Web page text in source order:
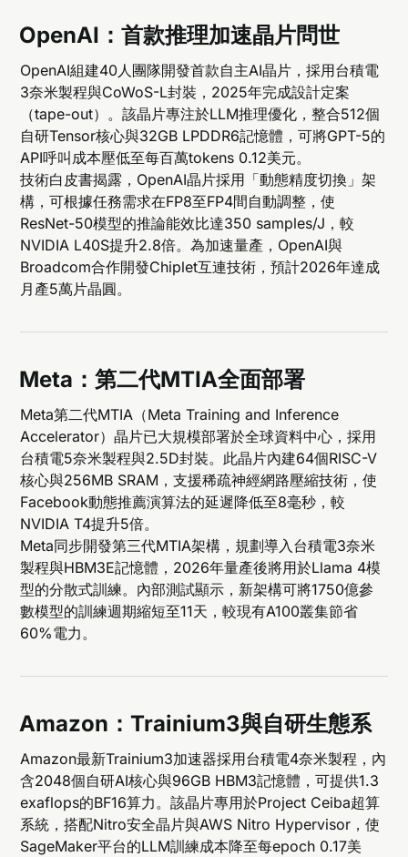
OpenAI：首款推理加速晶片問世
OpenAI組建40人團隊開發首款自主AI晶片，採用台積電
3奈米製程與CoWoS-L封裝，2025年完成設計定案
（tape-out）。該晶片專注於LLM推理優化，整合512個
自研Tensor核心與32GB LPDDR6記憶體，可將GPT-5的
API呼叫成本壓低至每百萬tokens 0.12美元。
技術白皮書揭露，OpenAI晶片採用「動態精度切換」架
構，可根據任務需求在FP8至FP4間自動調整，使
ResNet-50模型的推論能效比達350 samples/J，較
NVIDIA L40S提升2.8倍。為加速量產，OpenAI與
Broadcom合作開發Chiplet互連技術，預計2026年達成
月產5萬片晶圓。
Meta：第二代MTIA全面部署
Meta第二代MTIA（Meta Training and Inference
Accelerator）晶片已大規模部署於全球資料中心，採用
台積電5奈米製程與2.5D封裝。此晶片內建64個RISC-V
核心與256MB SRAM，支援稀疏神經網路壓縮技術，使
Facebook動態推薦演算法的延遲降低至8毫秒，較
NVIDIA T4提升5倍。
Meta同步開發第三代MTIA架構，規劃導入台積電3奈米
製程與HBM3E記憶體，2026年量產後將用於Llama 4模
型的分散式訓練。內部測試顯示，新架構可將1750億參
數模型的訓練週期縮短至11天，較現有A100叢集節省
60%電力。
Amazon：Trainium3與自研生態系
Amazon最新Trainium3加速器採用台積電4奈米製程，內
含2048個自研AI核心與96GB HBM3記憶體，可提供1.3
exaflops的BF16算力。該晶片專用於Project Ceiba超算
系統，搭配Nitro安全晶片與AWS Nitro Hypervisor，使
SageMaker平台的LLM訓練成本降至每epoch 0.17美